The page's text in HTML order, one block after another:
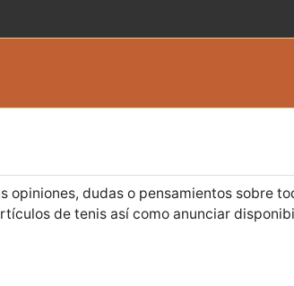
dudas o pensamientos sobre
de tenis así como anunciar